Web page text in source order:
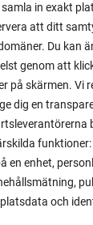
in exakt
att ditt
Du kan
genom att
på skärmen. Vi
dig en
en enhet,
och
mår bra av
du se vad som
gödslas
planta som inte